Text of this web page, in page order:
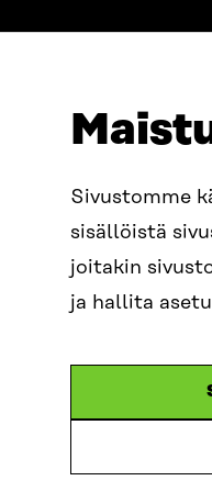
Sivustomme
sisällöistä
joitakin
ja hallita
00181
FÖRETAGS-ID
0202132-3